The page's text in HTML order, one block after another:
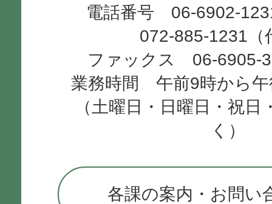
電話番号 06-6902-
072-885-1231（
ファックス 06-6905-
業務時間 午前9時から午
（土曜日・日曜日・祝日
く）
各課の案内・お問い